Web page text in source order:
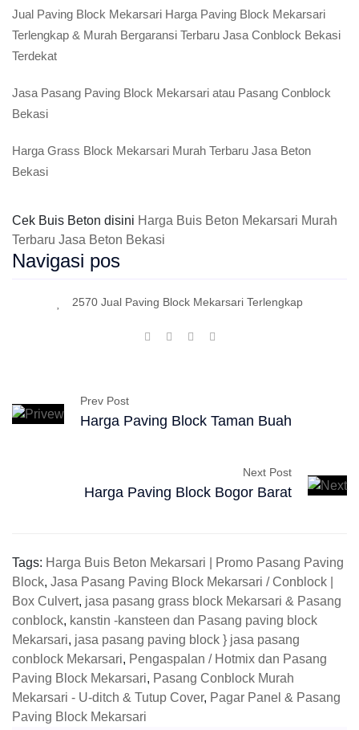
Jual Paving Block Mekarsari Harga Paving Block Mekarsari
Terlengkap & Murah Bergaransi Terbaru Jasa Conblock Bekasi
Terdekat
Jasa Pasang Paving Block Mekarsari atau Pasang Conblock
Bekasi
Harga Grass Block Mekarsari Murah Terbaru Jasa Beton
Bekasi
Cek Buis Beton disini Harga Buis Beton Mekarsari Murah
Terbaru Jasa Beton Bekasi
Navigasi pos
2570 Jual Paving Block Mekarsari Terlengkap
Prev Post
Harga Paving Block Taman Buah
Next Post
Harga Paving Block Bogor Barat
Tags: Harga Buis Beton Mekarsari | Promo Pasang Paving
Block, Jasa Pasang Paving Block Mekarsari / Conblock |
Box Culvert, jasa pasang grass block Mekarsari & Pasang
conblock, kanstin -kansteen dan Pasang paving block
Mekarsari, jasa pasang paving block } jasa pasang
conblock Mekarsari, Pengaspalan / Hotmix dan Pasang
Paving Block Mekarsari, Pasang Conblock Murah
Mekarsari - U-ditch & Tutup Cover, Pagar Panel & Pasang
Paving Block Mekarsari